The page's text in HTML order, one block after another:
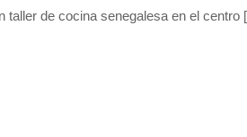
taller de cocina senegalesa en el centro